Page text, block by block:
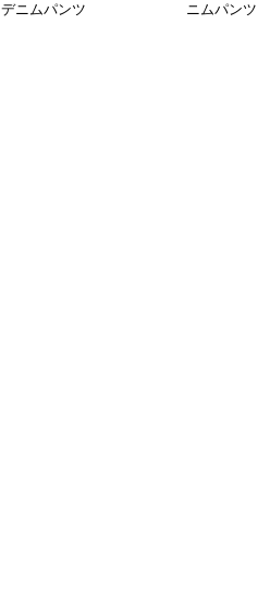
デニムパンツ
ニムパンツ